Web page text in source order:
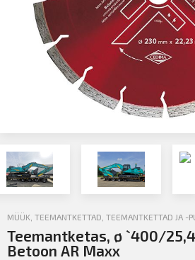
MÜÜK TEEMANTKETTAD TEEMANTKETTAD JA -
Teemantketas, ø `400/25,4
Betoon AR Maxx